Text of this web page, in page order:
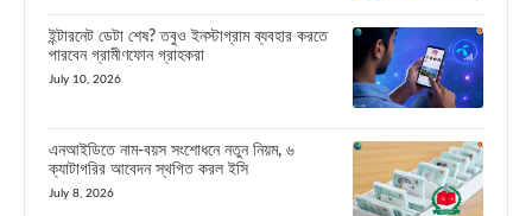
ইন্টারনেট ডেটা শেষ? তবুও ইনস্টাগ্রাম ব্যবহার করতে
পারবেন গ্রামীণফোন গ্রাহকরা
July 10, 2026
এনআইডিতে নাম-বয়স সংশোধনে নতুন নিয়ম, ৬
ক্যাটাগরির আবেদন স্থগিত করল ইসি
July 8, 2026